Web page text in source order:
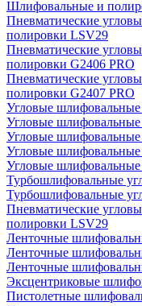
Шлифовальные и
Пневматические
полировки LSV29
Пневматические
полировки G2406 PRO
Пневматические
полировки G2407 PRO
Угловые
Угловые
Угловые
Угловые
Угловые
Турбошлифовальные
Турбошлифовальные
Пневматические
полировки LSV29
Ленточные
Ленточные
Ленточные
Эксцентриковые
Пистолетные